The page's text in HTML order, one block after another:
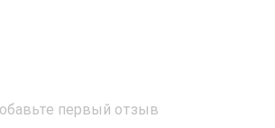
первый отзыв